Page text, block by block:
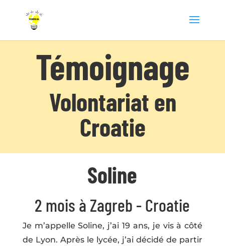
Témoignage
Volontariat en
Croatie
Soline
2 mois à Zagreb - Croatie
Je m’appelle Soline, j’ai 19 ans, je vis à côté
de Lyon. Après le lycée, j’ai décidé de partir